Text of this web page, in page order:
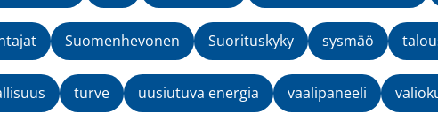
Suomenhevonen Suorituskyky sysmäö
turve uusiutuva energia vaalipaneeli